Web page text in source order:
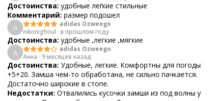
Достоинства: удобные леґкие стильные
Комментарий: размер подошел
n
adidas Ozweego
nikonighoul · в прошлом году
Достоинства: удобные ,легкие ,мягкие
А
adidas Ozweego
Анна · 9 месяцев назад
Достоинства: Удобные, легкие. Комфортны для погоды
+5+20. Замша чем-то обработана, не сильно пачкается.
Достаточно широкие в стопе.
Недостатки: Отвалились кусочки замши из под волны у